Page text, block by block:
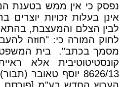
נפסק כי אין ממש בטענת
אינן בעלות זכויות יוצרים
לחוק המורה כי: "חוזה
מסמך בכתב". בית המשפט
קונסטיטוטיבית אלא